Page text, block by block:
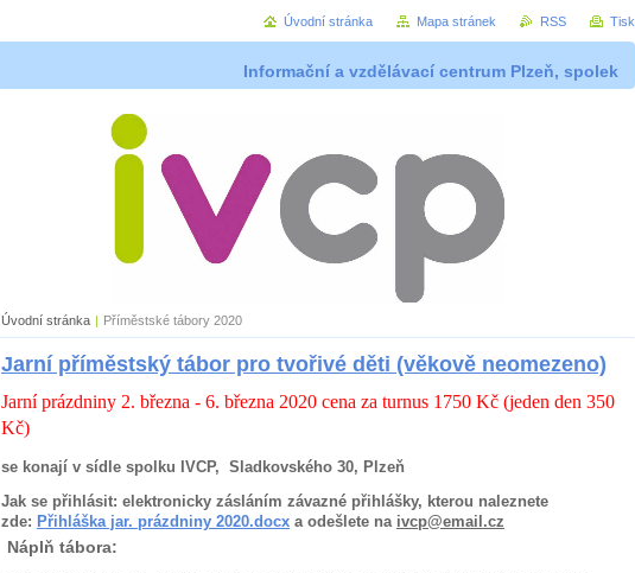
Informační a vzdělávací centrum Plzeň, spolek
Úvodní stránka | Příměstské tábory 2020
Jarní příměstský tábor pro tvořivé děti (věkově neomezeno)
Jarní prázdniny 2. března - 6. března 2020 cena za turnus 1750 Kč (jeden den 350
Kč)
se konají v sídle spolku IVCP, Sladkovského 30, Plzeň
Jak se přihlásit: elektronicky zásláním závazné přihlášky, kterou naleznete
zde: Přihláška jar. prázdniny 2020.docx a odešlete na ivcp@email.cz
Náplň tábora:
Úvodní stránka Mapa stránek RSS Tisk